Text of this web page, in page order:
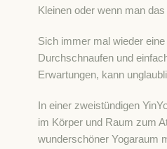
Kleinen oder wenn man
Sich immer mal wieder
Durchschnaufen und
Erwartungen, kann
In einer zweistündigen
im Körper und Raum zum
wunderschöner Yogaraum